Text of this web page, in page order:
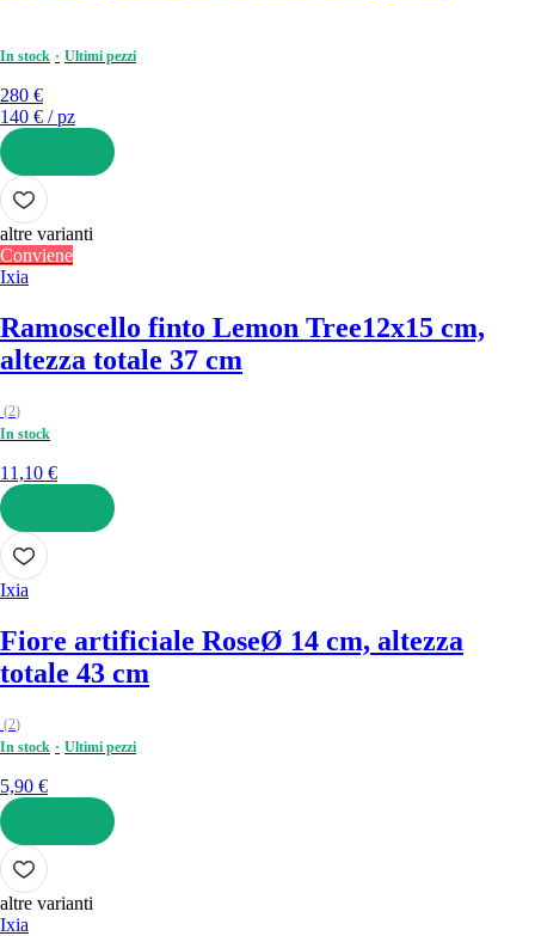
In stock Ultimi pezzi
280 €
140 € / pz
AGGIUNGI
altre varianti
Conviene
Ixia
Ramoscello finto Lemon Tree12x15 cm,
altezza totale 37 cm
(2)
In stock
11,10 €
AGGIUNGI
Ixia
Fiore artificiale RoseØ 14 cm, altezza
totale 43 cm
(2)
In stock
Ultimi pezzi
5,90 €
AGGIUNGI
altre varianti
Ixia